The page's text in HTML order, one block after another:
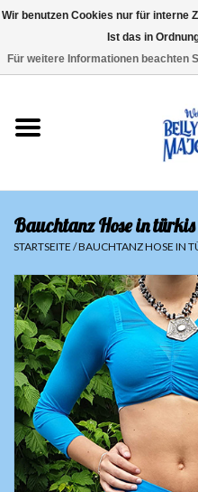
Sale
Sets
Oberteile
Röcke und Hosen
Hüfttücher
Schleier
Bauchtanzkostüme
Bauchtanz Hose in türkis
STARTSEITE /BAUCHTANZ HOSE IN
Wir benutzen Cookies nur für interne
Ist das in
Für weitere Informationen beachten